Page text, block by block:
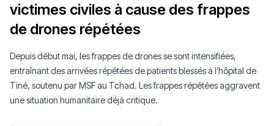
victimes civiles à cause des frappes
de drones répétées
Depuis début mai, les frappes de drones se sont intensifiées,
entraînant des arrivées répétées de patients blessés à l’hôpital de
Tiné, soutenu par MSF au Tchad. Les frappes répétées aggravent
une situation humanitaire déjà critique.